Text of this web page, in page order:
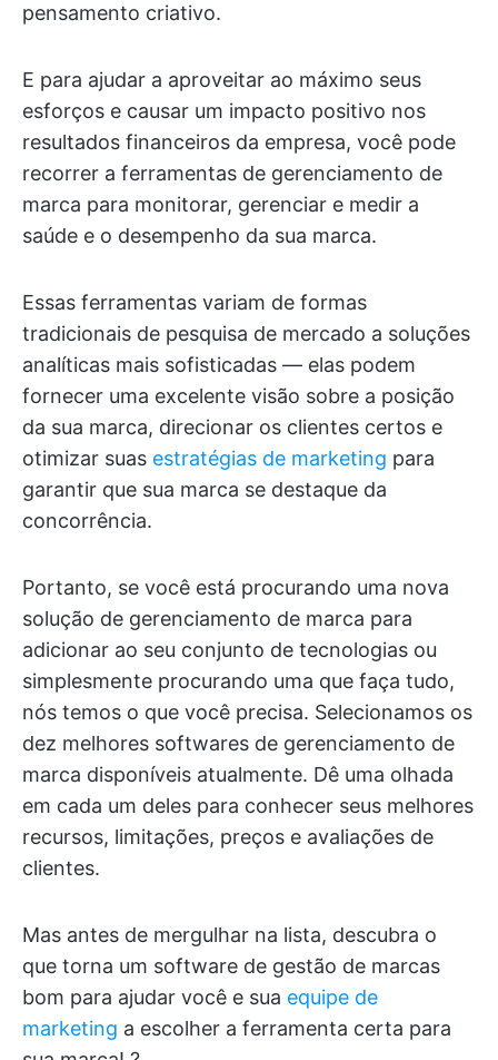
pensamento criativo.
E para ajudar a aproveitar ao máximo seus
esforços e causar um impacto positivo nos
resultados financeiros da empresa, você pode
recorrer a ferramentas de gerenciamento de
marca para monitorar, gerenciar e medir a
saúde e o desempenho da sua marca.
Essas ferramentas variam de formas
tradicionais de pesquisa de mercado a soluções
analíticas mais sofisticadas — elas podem
fornecer uma excelente visão sobre a posição
da sua marca, direcionar os clientes certos e
otimizar suas estratégias de marketing para
garantir que sua marca se destaque da
concorrência.
Portanto, se você está procurando uma nova
solução de gerenciamento de marca para
adicionar ao seu conjunto de tecnologias ou
simplesmente procurando uma que faça tudo,
nós temos o que você precisa. Selecionamos os
dez melhores softwares de gerenciamento de
marca disponíveis atualmente. Dê uma olhada
em cada um deles para conhecer seus melhores
recursos, limitações, preços e avaliações de
clientes.
Mas antes de mergulhar na lista, descubra o
que torna um software de gestão de marcas
bom para ajudar você e sua equipe de
marketing a escolher a ferramenta certa para